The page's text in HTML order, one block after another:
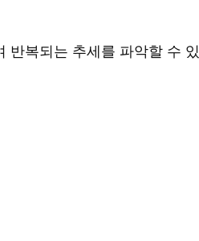
반복되는 추세를 파악할 수 있